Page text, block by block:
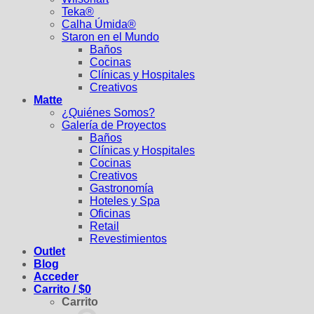
Teka®
Calha Úmida®
Staron en el Mundo
Baños
Cocinas
Clínicas y Hospitales
Creativos
Matte
¿Quiénes Somos?
Galería de Proyectos
Baños
Clínicas y Hospitales
Cocinas
Creativos
Gastronomía
Hoteles y Spa
Oficinas
Retail
Revestimientos
Outlet
Blog
Acceder
Carrito /$0
Carrito